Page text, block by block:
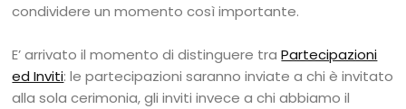
condividere un momento così importante.
E’ arrivato il momento di distinguere traPartecipazioni
ed Inviti: le partecipazioni saranno inviate a chi è invitato
alla sola cerimonia, gli inviti invece a chi abbiamo il